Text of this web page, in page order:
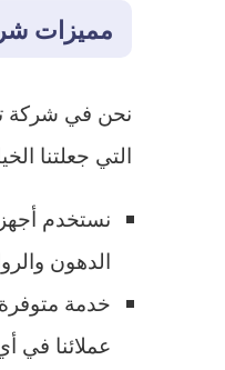
مميزات
نحن في شركة
التي جعلتنا
نستخدم
الدهون
عملائنا في